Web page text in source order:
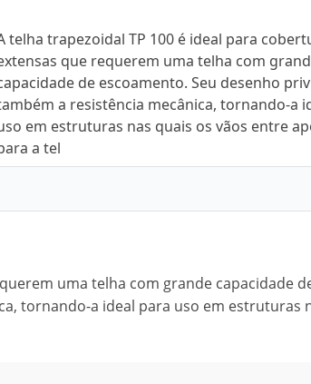
telha trapezoidal TP 100 é ideal para
que requerem uma telha com
de escoamento. Seu desenho
a resistência mecânica, tornando-a
em estruturas nas quais os vãos entre
a tel
uma telha com grande capacidade
tornando-a ideal para uso em estruturas